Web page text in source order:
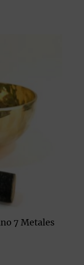
7 Metales